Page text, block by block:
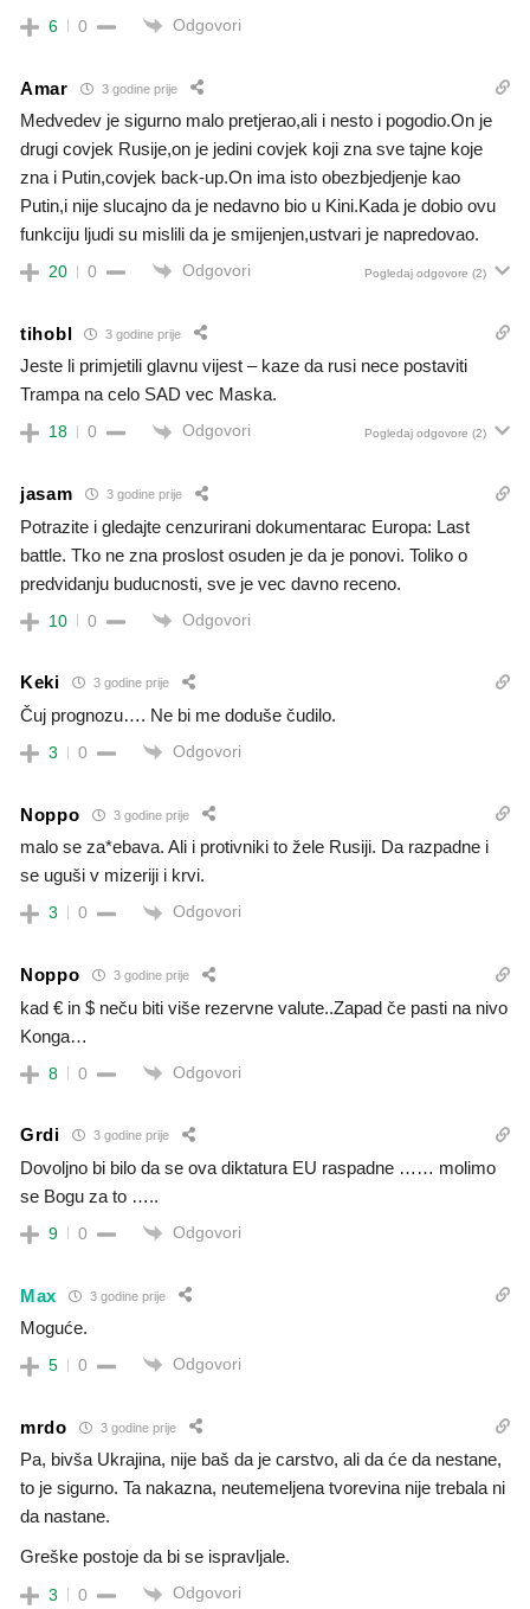
6 0 Odgovori
Amar 3 godine prije
Medvedev je sigurno malo pretjerao,ali i nesto i pogodio.On je
drugi covjek Rusije,on je jedini covjek koji zna sve tajne koje
zna i Putin,covjek back-up.On ima isto obezbjedjenje kao
Putin,i nije slucajno da je nedavno bio u Kini.Kada je dobio ovu
funkciju ljudi su mislili da je smijenjen,ustvari je napredovao.
20 0 Odgovori Pogledaj odgovore (2)
tihobl 3 godine prije
Jeste li primjetili glavnu vijest – kaze da rusi nece postaviti
Trampa na celo SAD vec Maska.
18 0 Odgovori Pogledaj odgovore (2)
jasam 3 godine prije
Potrazite i gledajte cenzurirani dokumentarac Europa: Last
battle. Tko ne zna proslost osuden je da je ponovi. Toliko o
predvidanju buducnosti, sve je vec davno receno.
10 0 Odgovori
Keki 3 godine prije
Čuj prognozu…. Ne bi me doduše čudilo.
3 0 Odgovori
Noppo 3 godine prije
malo se za*ebava. Ali i protivniki to žele Rusiji. Da razpadne i
se uguši v mizeriji i krvi.
3 0 Odgovori
Noppo 3 godine prije
kad € in $ neču biti više rezervne valute..Zapad če pasti na nivo
Konga…
8 0 Odgovori
Grdi 3 godine prije
Dovoljno bi bilo da se ova diktatura EU raspadne …… molimo
se Bogu za to …..
9 0 Odgovori
Max 3 godine prije
Moguće.
5 0 Odgovori
mrdo 3 godine prije
Pa, bivša Ukrajina, nije baš da je carstvo, ali da će da nestane,
to je sigurno. Ta nakazna, neutemeljena tvorevina nije trebala ni
da nastane.
Greške postoje da bi se ispravljale.
3 0 Odgovori